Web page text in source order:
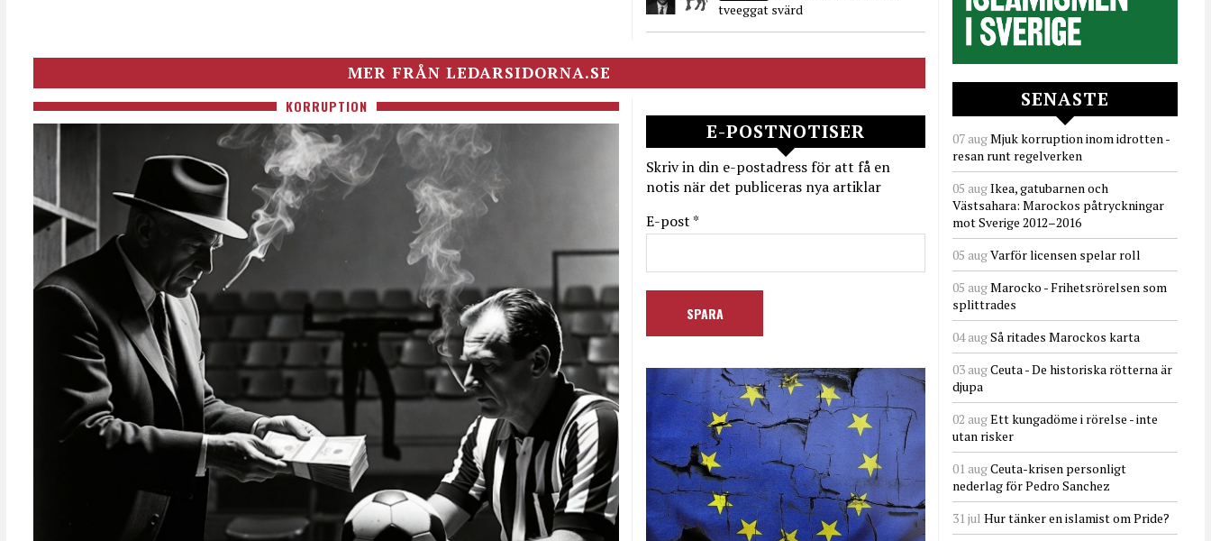
tveeggat svärd
MER FRÅN LEDARSIDORNA.SE
KORRUPTION
E-POSTNOTISER
Skriv in din e-postadress för att få en
notis när det publiceras nya artiklar
E-post *
SENASTE
07 augMjuk korruption inom idrotten -
resan runt regelverken
05 augIkea, gatubarnen och
Västsahara: Marockos påtryckningar
mot Sverige 2012–2016
05 augVarför licensen spelar roll
05 augMarocko - Frihetsrörelsen som
splittrades
04 augSå ritades Marockos karta
03 augCeuta - De historiska rötterna är
djupa
02 augEtt kungadöme i rörelse - inte
utan risker
01 augCeuta-krisen personligt
nederlag för Pedro Sanchez
31 jul Hur tänker en islamist om Pride?